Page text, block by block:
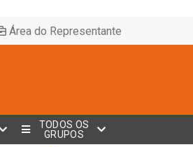
Área do Representante
TODOS OS
GRUPOS